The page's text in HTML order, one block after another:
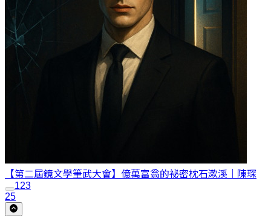
【第二屆鏡文學筆武大會】億萬富翁的祕密枕石漱溪｜陳琛
123
25